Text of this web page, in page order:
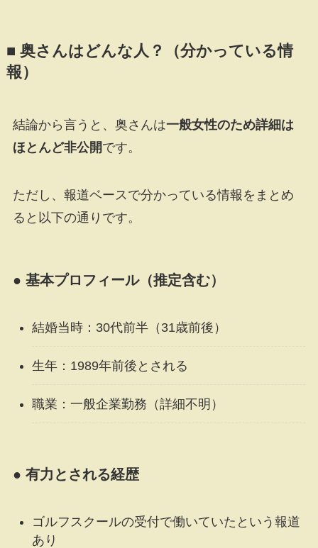
■ 奥さんはどんな人？（分かっている情
報）
結論から言うと、奥さんは一般女性のため詳細は
ほとんど非公開です。
ただし、報道ベースで分かっている情報をまとめ
ると以下の通りです。
● 基本プロフィール（推定含む）
結婚当時：30代前半（31歳前後）
生年：1989年前後とされる
職業：一般企業勤務（詳細不明）
● 有力とされる経歴
ゴルフスクールの受付で働いていたという報道
あり